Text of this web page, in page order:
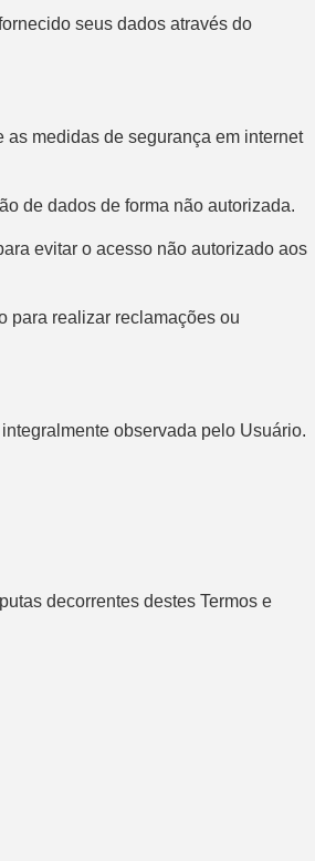
seus dados através do
medidas de segurança em internet
de dados de forma não autorizada.
evitar o acesso não autorizado aos
para realizar reclamações ou
observada pelo Usuário.
decorrentes destes Termos e